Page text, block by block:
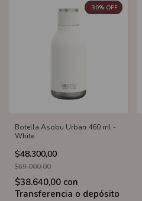
Botella Asobu Urban 460 ml -
White
$48.300,00
-30% OFF
$69.000,00
$38.640,00 con
Transferencia o depósito